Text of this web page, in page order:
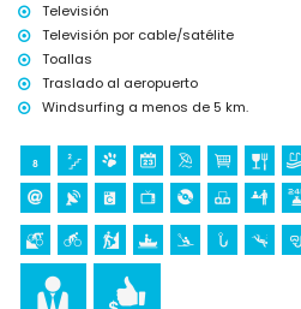
Deportes
Tenis, senderismo, ciclismo de
kayak, pesca, buceo, snorkel, surf,
menos de 5 kilómetros de la villa)
Golf (La Sella Golf, Denia) y
Televisión
Televisión por cable/satélite
Toallas
Traslado al aeropuerto
Windsurfing a menos de 5 km.